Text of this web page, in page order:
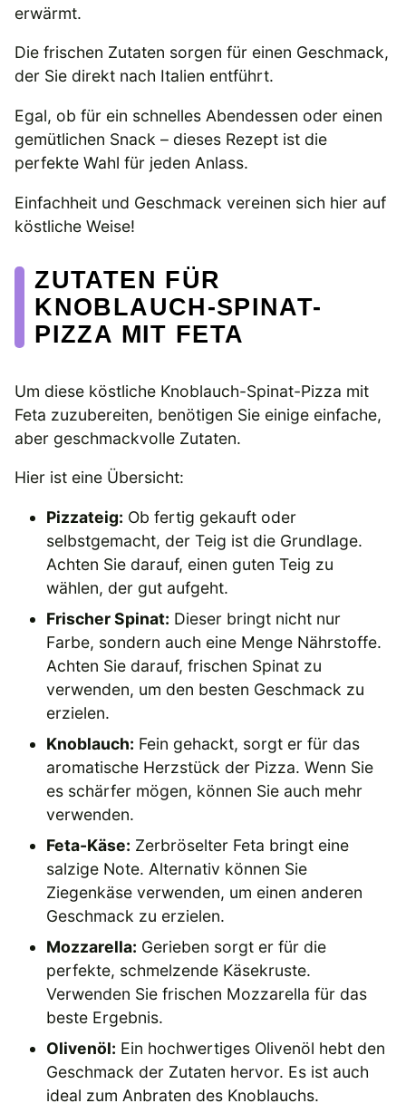
erwärmt.
Die frischen Zutaten sorgen für einen Geschmack,
der Sie direkt nach Italien entführt.
Egal, ob für ein schnelles Abendessen oder einen
gemütlichen Snack – dieses Rezept ist die
perfekte Wahl für jeden Anlass.
Einfachheit und Geschmack vereinen sich hier auf
köstliche Weise!
ZUTATEN FÜR
KNOBLAUCH-SPINAT-
PIZZA MIT FETA
Um diese köstliche Knoblauch-Spinat-Pizza mit
Feta zuzubereiten, benötigen Sie einige einfache,
aber geschmackvolle Zutaten.
Hier ist eine Übersicht:
Pizzateig: Ob fertig gekauft oder
selbstgemacht, der Teig ist die Grundlage.
Achten Sie darauf, einen guten Teig zu
wählen, der gut aufgeht.
Frischer Spinat: Dieser bringt nicht nur
Farbe, sondern auch eine Menge Nährstoffe.
Achten Sie darauf, frischen Spinat zu
verwenden, um den besten Geschmack zu
erzielen.
Knoblauch: Fein gehackt, sorgt er für das
aromatische Herzstück der Pizza. Wenn Sie
es schärfer mögen, können Sie auch mehr
verwenden.
Feta-Käse: Zerbröselter Feta bringt eine
salzige Note. Alternativ können Sie
Ziegenkäse verwenden, um einen anderen
Geschmack zu erzielen.
Mozzarella: Gerieben sorgt er für die
perfekte, schmelzende Käsekruste.
Verwenden Sie frischen Mozzarella für das
beste Ergebnis.
Olivenöl: Ein hochwertiges Olivenöl hebt den
Geschmack der Zutaten hervor. Es ist auch
ideal zum Anbraten des Knoblauchs.